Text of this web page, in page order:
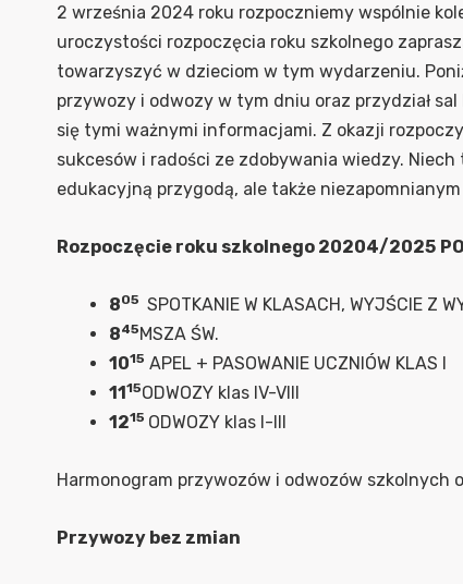
2 września 2024 roku rozpoczniemy wspólnie
uroczystości rozpoczęcia roku szkolnego
towarzyszyć w dzieciom w tym wydarzeniu.
przywozy i odwozy w tym dniu oraz przydział
się tymi ważnymi informacjami. Z okazji
sukcesów i radości ze zdobywania wiedzy.
edukacyjną przygodą, ale także
Rozpoczęcie roku szkolnego 20204/2025
805 SPOTKANIE W KLASACH, WYJŚCIE Z
845 MSZA ŚW.
1015 APEL + PASOWANIE UCZNIÓW KLAS I
11 15ODWOZY klas IV-VIII
1215 ODWOZY klas I-III
Harmonogram przywozów i odwozów
Przywozy bez zmian